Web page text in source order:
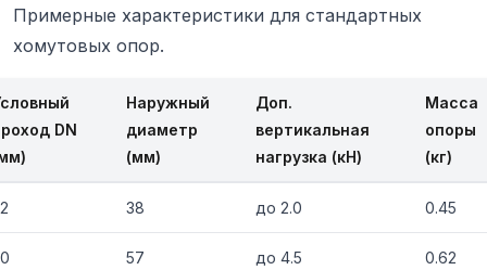
Примерные характеристики для стандартных
хомутовых опор.
DN
Наружный
диаметр
(мм)
Доп.
вертикальная
нагрузка (кН)
Масса
опоры
(кг)
38 до 2.0 0.45
57 до 4.5 0.62